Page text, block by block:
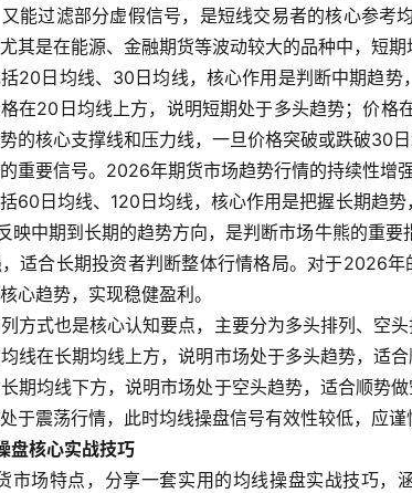
能过滤部分虚假信号，是短线交易者的核心参考
其是在能源、金融期货等波动较大的品种中，短期
20日均线、30日均线，核心作用是判断中期趋
在20日均线上方，说明短期处于多头趋势；价格
的核心支撑线和压力线，一旦价格突破或跌破30
重要信号。2026年期货市场趋势行情的持续性增
60日均线、120日均线，核心作用是把握长期趋
映中期到长期的趋势方向，是判断市场牛熊的重
适合长期投资者判断整体行情格局。对于2026
心趋势，实现稳健盈利。
方式也是核心认知要点，主要分为多头排列、空
线在长期均线上方，说明市场处于多头趋势，适
期均线下方，说明市场处于空头趋势，适合顺势
于震荡行情，此时均线操盘信号有效性较低，应谨
盘核心实战技巧
市场特点，分享一套实用的均线操盘实战技巧，